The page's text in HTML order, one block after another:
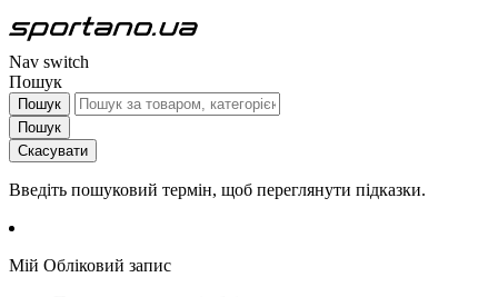
Nav switch
Пошук
Пошук
Пошук
Скасувати
Введіть пошуковий термін, щоб переглянути підказки.
Мій Обліковий запис